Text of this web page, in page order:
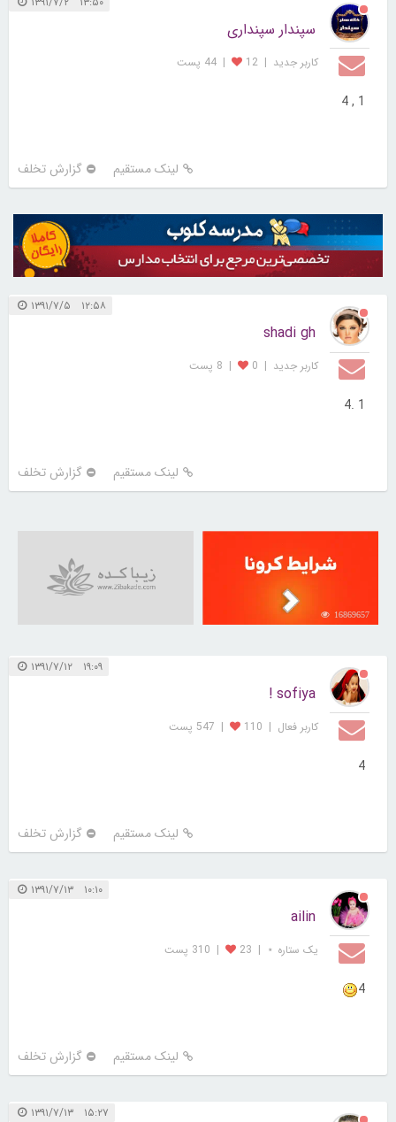
سپندار سپنداری
کاربر جديد |
12
| 44 پست
1 , 4
لینک مستقیم گزارش تخلف
۱۲:۵۸ ۱۳۹۱/۷/۵
shadi gh
کاربر جديد |
0
| 8 پست
1 .4
لینک مستقیم گزارش تخلف
16869657
۱۹:۰۹ ۱۳۹۱/۷/۱۲
sofiya !
کاربر فعال |
110
| 547 پست
4
لینک مستقیم گزارش تخلف
۱۰:۱۰ ۱۳۹۱/۷/۱۳
ailin
یک ستاره ⋆ |
23
| 310 پست
4
لینک مستقیم گزارش تخلف
۱۵:۲۷ ۱۳۹۱/۷/۱۳